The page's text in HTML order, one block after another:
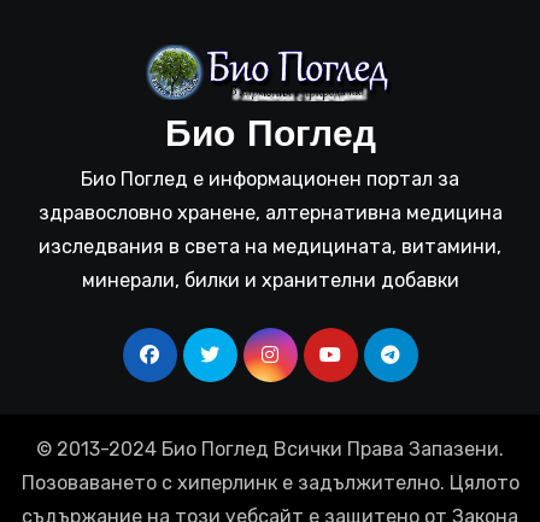
Био Поглед
Био Поглед е информационен портал за
здравословно хранене, алтернативна медицина
изследвания в света на медицината, витамини,
минерали, билки и хранителни добавки
© 2013-2024 Био Поглед Всички Права Запазени.
Позоваването с хиперлинк е задължително. Цялото
съдържание на този уебсайт е защитено от Закона